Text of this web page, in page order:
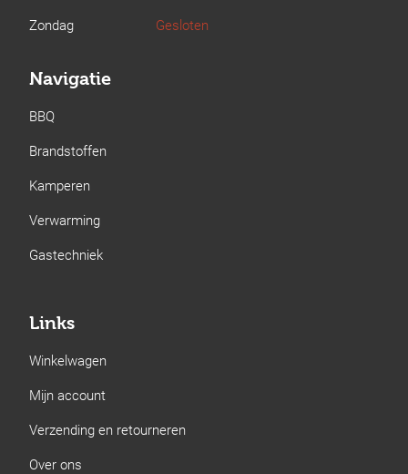
Zondag
Gesloten
Navigatie
BBQ
Brandstoffen
Kamperen
Verwarming
Gastechniek
Links
Winkelwagen
Mijn account
Verzending en retourneren
Over ons